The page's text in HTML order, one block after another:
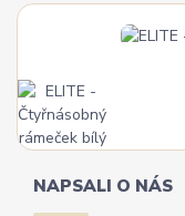
NAPSALI O NÁS